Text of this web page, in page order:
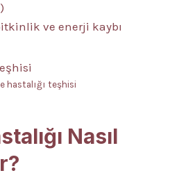
ve enerji kaybı
hastalığı teşhisi
Nasıl